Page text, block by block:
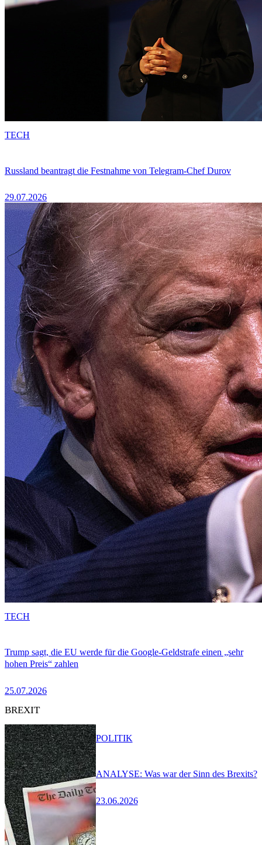
Russland beantragt die Festnahme von Telegram-Chef Durov
29.07.2026
TECH
Trump sagt, die EU werde für die Google-Geldstrafe einen „sehr
hohen Preis“ zahlen
25.07.2026
TECH
BREXIT
ANALYSE: Was war der Sinn des Brexits?
23.06.2026
POLITIK